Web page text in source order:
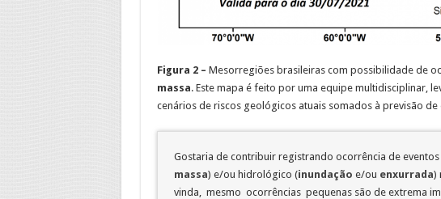
Figura 2 – Mesorregiões brasileiras com possibilidade de
massa. Este mapa é feito por uma equipe multidisciplinar,
cenários de riscos geológicos atuais somados à previsão de
Gostaria de contribuir registrando ocorrência de
massa) e/ou hidrológico (inundação e/ou enxurrada)
vinda, mesmo ocorrências pequenas são de extrema